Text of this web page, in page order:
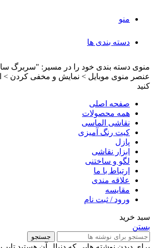
منو
دسته بندی ها
منوی دسته بندی خود را در مسیر: "سربرگ
عنصر منوی موبایل > نمایش و مخفی کردن >
کنید
صفحه اصلی
همه محصولات
نقاشی الماسی
کیت رنگ آمیزی
پازل
ابزار نقاشی
لگو و ساختنی
ارتباط با ما
علاقه مندی
مقایسه
ورود / ثبت نام
سبد خرید
بستن
جستجو